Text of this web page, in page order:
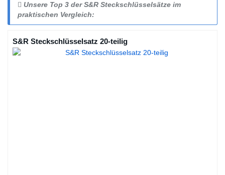
Unsere Top 3 der S&R Steckschlüsselsätze im
praktischen Vergleich:
S&R Steckschlüsselsatz 20-teilig